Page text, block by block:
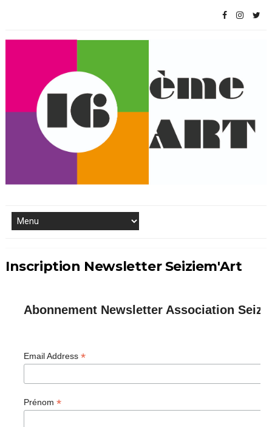
Inscription Newsletter Seiziem'Art
Abonnement Newsletter Association
Email Address *
Prénom *